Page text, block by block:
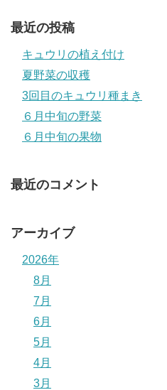
最近の投稿
キュウリの植え付け
夏野菜の収穫
3回目のキュウリ種まき
６月中旬の野菜
６月中旬の果物
最近のコメント
アーカイブ
2026年
8月
7月
6月
5月
4月
3月